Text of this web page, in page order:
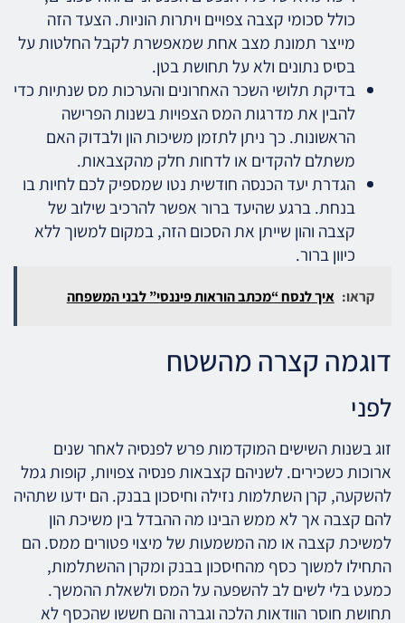
כולל סכומי קצבה צפויים ויתרות הוניות. הצעד הזה
מייצר תמונת מצב אחת שמאפשרת לקבל החלטות על
בסיס נתונים ולא על תחושת בטן.
בדיקת תלושי השכר האחרונים והערכות מס שנתיות כדי
להבין את מדרגות המס הצפויות בשנות הפרישה
הראשונות. כך ניתן לתזמן משיכות הון ולבדוק האם
משתלם להקדים או לדחות חלק מהקצבאות.
הגדרת יעד הכנסה חודשית נטו שמספיק לכם לחיות בו
בנחת. ברגע שהיעד ברור אפשר להרכיב שילוב של
קצבה והון שייתן את הסכום הזה, במקום למשוך ללא
כיוון ברור.
קראו: איך לנסח “מכתב הוראות פיננסי” לבני המשפחה
דוגמה קצרה מהשטח
לפני
זוג בשנות השישים המוקדמות פרש לפנסיה לאחר שנים
ארוכות כשכירים. לשניהם קצבאות פנסיה צפויות, קופות גמל
להשקעה, קרן השתלמות נזילה וחיסכון בבנק. הם ידעו שתהיה
להם קצבה אך לא ממש הבינו מה ההבדל בין משיכת הון
למשיכת קצבה או מה המשמעות של מיצוי פטורים ממס. הם
התחילו למשוך כסף מהחיסכון בבנק ומקרן ההשתלמות,
כמעט בלי לשים לב להשפעה על המס ולשאלת ההמשך.
תחושת חוסר הוודאות הלכה וגברה והם חששו שהכסף לא